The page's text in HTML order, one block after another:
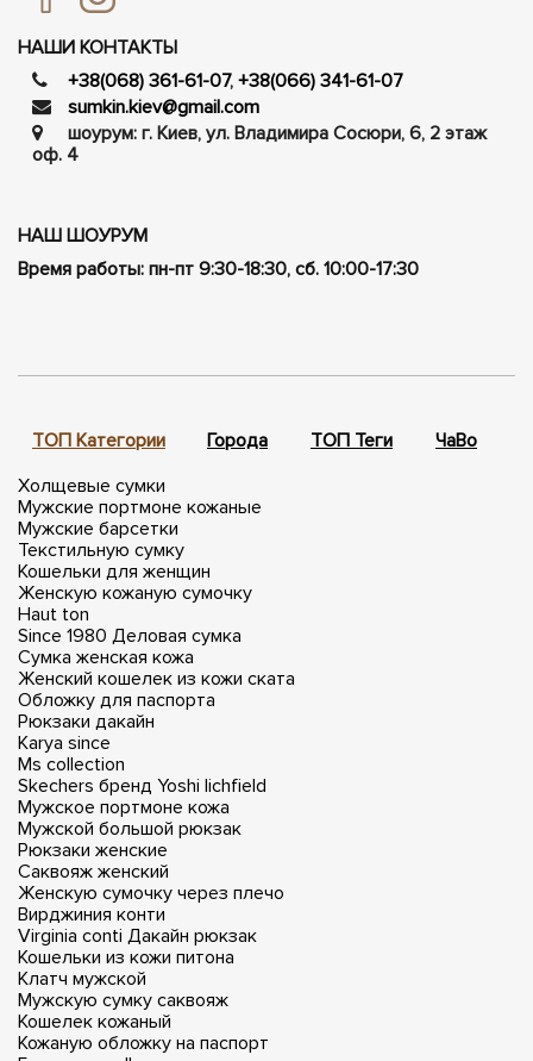
НАШИ КОНТАКТЫ
+38(068) 361-61-07, +38(066) 341-61-07
sumkin.kiev@gmail.com
шоурум: г. Киев, ул. Владимира Сосюри, ​​6, 2 этаж
оф. 4
НАШ ШОУРУМ
Время работы: пн-пт 9:30-18:30, сб. 10:00-17:30
ТОП Категории Города ТОП Теги ЧаВо
Холщевые сумки
Мужские портмоне кожаные
Мужские барсетки
Текстильную сумку
Кошельки для женщин
Женскую кожаную сумочку
Haut ton
Since 1980 Деловая сумка
Сумка женская кожа
Женский кошелек из кожи ската
Обложку для паспорта
Рюкзаки дакайн
Karya since
Ms collection
Skechers бренд Yoshi lichfield
Мужское портмоне кожа
Мужской большой рюкзак
Рюкзаки женские
Саквояж женский
Женскую сумочку через плечо
Вирджиния конти
Virginia conti Дакайн рюкзак
Кошельки из кожи питона
Клатч мужской
Мужскую сумку саквояж
Кошелек кожаный
Кожаную обложку на паспорт